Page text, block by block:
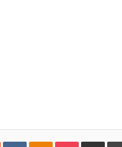
Reddit VKontakteOdnoklassniki
PocketShare via